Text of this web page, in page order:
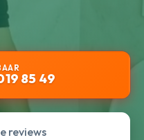
85 49
reviews